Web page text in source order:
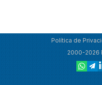
Política de
2000-2026